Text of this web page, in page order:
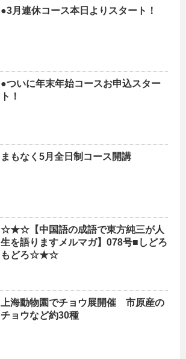
●3月連休コース本日よりスタート！
●ついに年末年始コースお申込スター
ト！
まもなく5月全日制コース開講
☆★☆【中国語の成語で東方純三が人
生を語りますメルマガ】078号■しどろ
もどろ☆★☆
上海動物園でチョウ展開催 市原産の
チョウなど約30種